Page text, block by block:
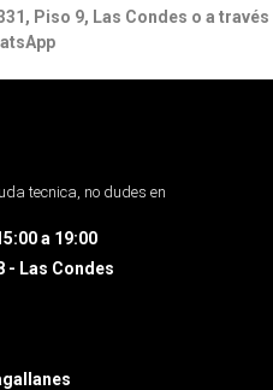
Piso 9, Las Condes o a través
tecnica, no dudes en
a 19:00
- Las Condes